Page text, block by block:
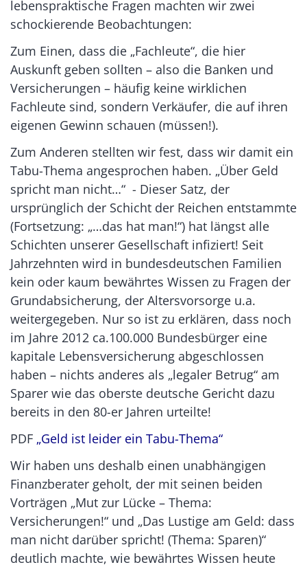
lebenspraktische Fragen machten wir zwei
schockierende Beobachtungen:
Zum Einen, dass die „Fachleute“, die hier
Auskunft geben sollten – also die Banken und
Versicherungen – häufig keine wirklichen
Fachleute sind, sondern Verkäufer, die auf ihren
eigenen Gewinn schauen (müssen!).
Zum Anderen stellten wir fest, dass wir damit ein
Tabu-Thema angesprochen haben. „Über Geld
spricht man nicht…“ - Dieser Satz, der
ursprünglich der Schicht der Reichen entstammte
(Fortsetzung: „…das hat man!“) hat längst alle
Schichten unserer Gesellschaft infiziert! Seit
Jahrzehnten wird in bundesdeutschen Familien
kein oder kaum bewährtes Wissen zu Fragen der
Grundabsicherung, der Altersvorsorge u.a.
weitergegeben. Nur so ist zu erklären, dass noch
im Jahre 2012 ca.100.000 Bundesbürger eine
kapitale Lebensversicherung abgeschlossen
haben – nichts anderes als „legaler Betrug“ am
Sparer wie das oberste deutsche Gericht dazu
bereits in den 80-er Jahren urteilte!
PDF „Geld ist leider ein Tabu-Thema“
Wir haben uns deshalb einen unabhängigen
Finanzberater geholt, der mit seinen beiden
Vorträgen „Mut zur Lücke – Thema:
Versicherungen!“ und „Das Lustige am Geld: dass
man nicht darüber spricht! (Thema: Sparen)“
deutlich machte, wie bewährtes Wissen heute